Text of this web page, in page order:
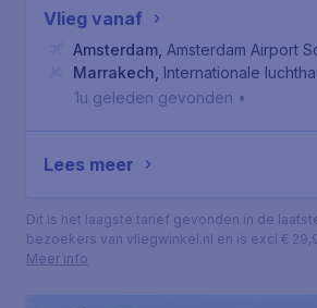
Vlieg vanaf
Amsterdam Amsterdam Airport
Marrakech Internationale
1u geleden gevonden •
Lees meer
Dit is het laagste tarief gevonden in de
bezoekers van vliegwinkel.nl en is excl €
Meer info